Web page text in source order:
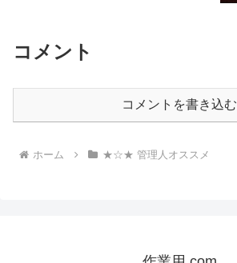
コメント
コメントを書き込む
ホーム ★☆★ 管理人オススメ